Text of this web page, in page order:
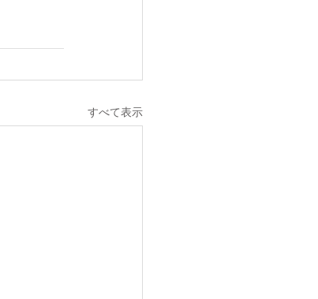
すべて表示